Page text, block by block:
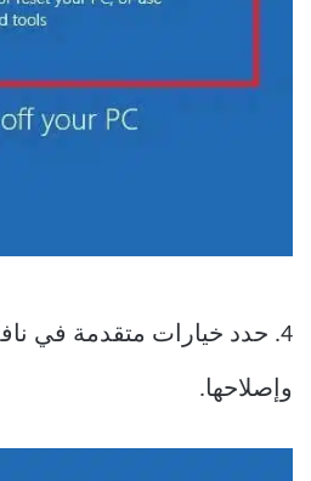
4. حدد خيارات متقدمة في
وإصلاحها.